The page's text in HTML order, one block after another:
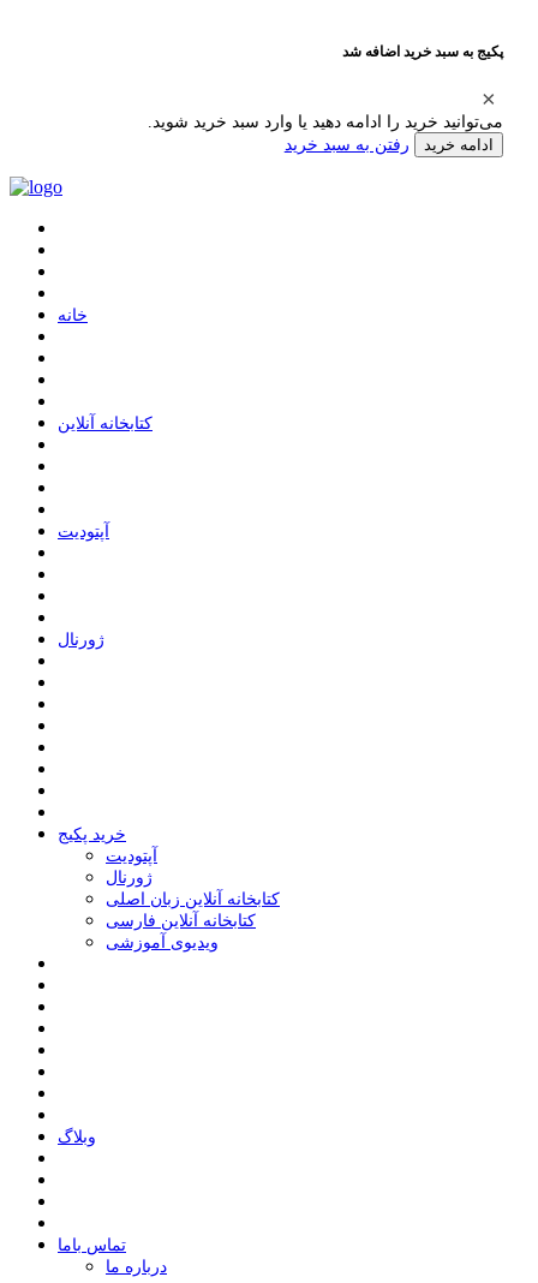
پکیج به سبد خرید اضافه شد
می‌توانید خرید را ادامه دهید یا وارد سبد خرید شوید.
ادامه خرید رفتن به سبد خرید
ﺧﺎﻧﻪ
ﮐﺘﺎﺑﺨﺎﻧﻪ ﺁﻧﻼﯾﻦ
ﺁﭘﺘﻮﺩﯾﺖ
ﮊﻭﺭﻧﺎﻝ
خرید پکیج
ﺁﭘﺘﻮﺩﯾﺖ
ﮊﻭﺭﻧﺎﻝ
کتابخانه آنلاین زبان اصلی
کتابخانه آنلاین فارسی
ویدیوی آموزشی
وبلاگ
ﺗﻤﺎﺱ ﺑﺎﻣﺎ
درباره ما